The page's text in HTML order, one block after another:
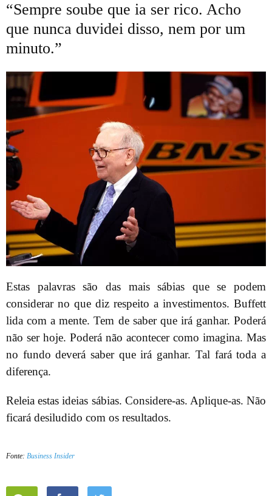
“Sempre soube que ia ser rico. Acho
que nunca duvidei disso, nem por um
minuto.”
Estas palavras são das mais sábias que se podem
considerar no que diz respeito a investimentos. Buffett
lida com a mente. Tem de saber que irá ganhar. Poderá
não ser hoje. Poderá não acontecer como imagina. Mas
no fundo deverá saber que irá ganhar. Tal fará toda a
diferença.
Releia estas ideias sábias. Considere-as. Aplique-as. Não
ficará desiludido com os resultados.
Fonte: Business Insider